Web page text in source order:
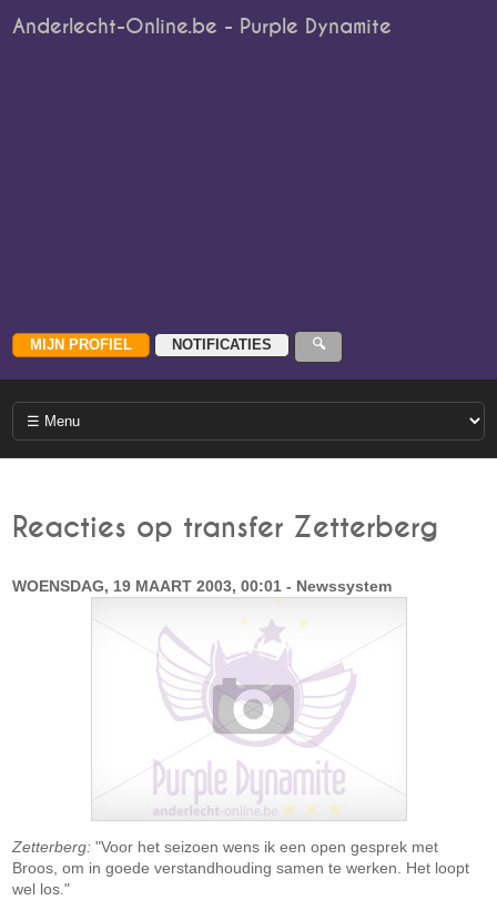
Anderlecht-Online.be - Purple Dynamite
Reacties op transfer Zetterberg
WOENSDAG, 19 MAART 2003, 00:01 - Newssystem
Zetterberg: "Voor het seizoen wens ik een open gesprek met
Broos, om in goede verstandhouding samen te werken. Het loopt
wel los."